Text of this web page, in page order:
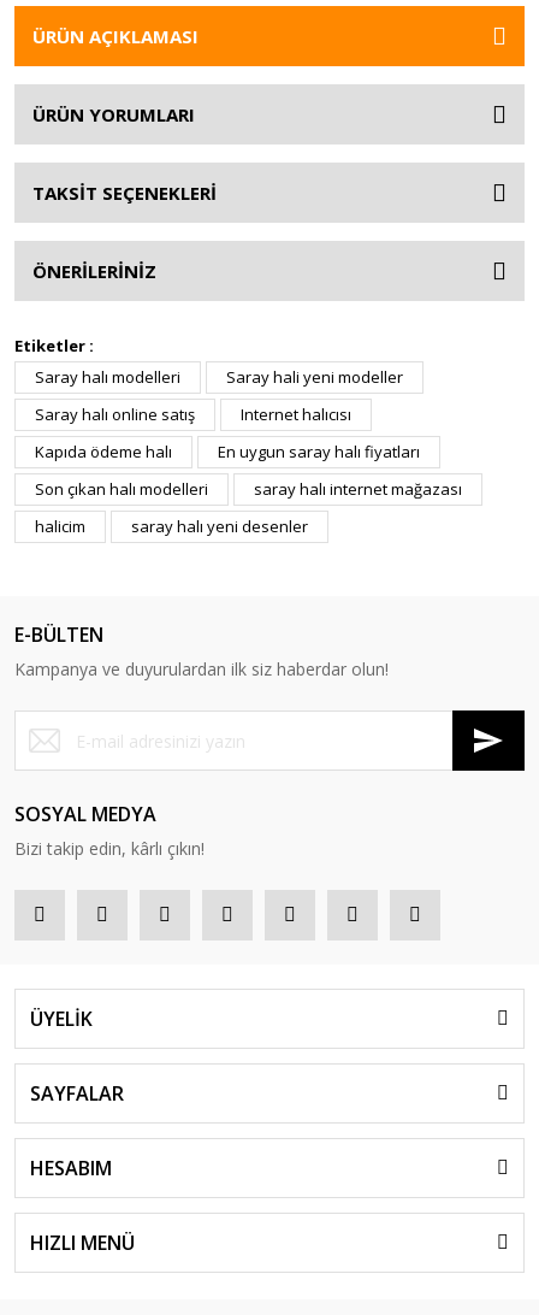
ÜRÜN AÇIKLAMASI
ÜRÜN YORUMLARI
TAKSİT SEÇENEKLERİ
ÖNERİLERİNİZ
Etiketler :
Saray halı modelleri
Saray hali yeni modeller
Saray halı online satış
Internet halıcısı
Kapıda ödeme halı
En uygun saray halı fiyatları
Son çıkan halı modelleri
saray halı internet mağazası
halicim
saray halı yeni desenler
E-BÜLTEN
Kampanya ve duyurulardan ilk siz haberdar olun!
SOSYAL MEDYA
Bizi takip edin, kârlı çıkın!
ÜYELİK
SAYFALAR
HESABIM
HIZLI MENÜ